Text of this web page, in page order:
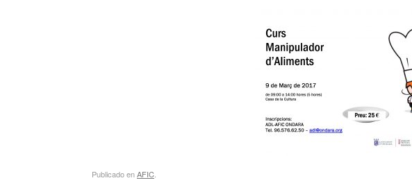
Publicado enAFIC